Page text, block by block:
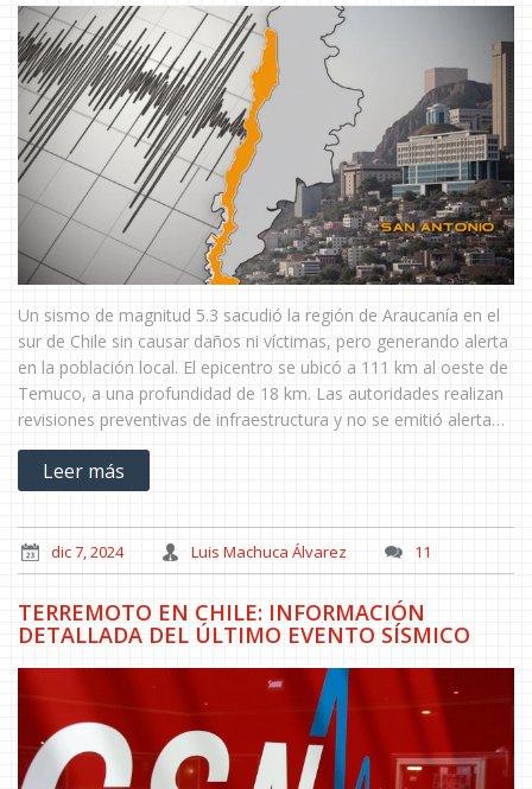
Un sismo de magnitud 5.3 sacudió la región de Araucanía en el
sur de Chile sin causar daños ni víctimas, pero generando alerta
en la población local. El epicentro se ubicó a 111 km al oeste de
Temuco, a una profundidad de 18 km. Las autoridades realizan
revisiones preventivas de infraestructura y no se emitió alerta
de tsunami.
Leer más
dic 7, 2024 Luis Machuca Álvarez 11
TERREMOTO EN CHILE: INFORMACIÓN
DETALLADA DEL ÚLTIMO EVENTO SÍSMICO